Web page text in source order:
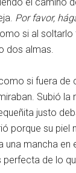
Por favor,
si al
dos almas.
si fuera
Subió
justo
porque su
una mancha
de lo